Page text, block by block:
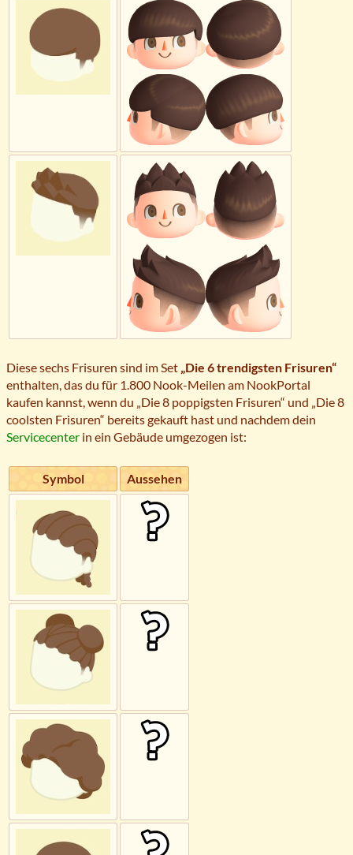
Diese sechs Frisuren sind im Set „Die 6 trendigsten Frisuren“
enthalten, das du für 1.800 Nook-Meilen am NookPortal
kaufen kannst, wenn du „Die 8 poppigsten Frisuren“ und „Die 8
coolsten Frisuren“ bereits gekauft hast und nachdem dein
Servicecenter in ein Gebäude umgezogen ist:
Symbol Aussehen